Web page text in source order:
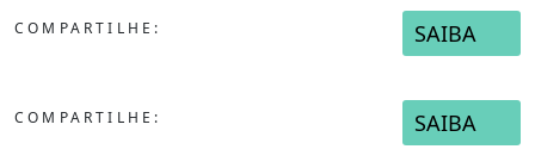
COMPARTILHE: SAIBA
COMPARTILHE: SAIBA